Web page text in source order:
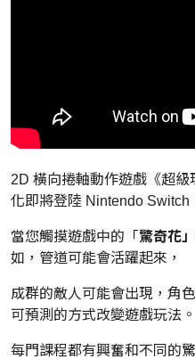
2D 橫向捲軸動作遊戲《超級
化即將登陸 Nintendo Switch
當您觸摸遊戲中的「 驚奇花」
如，管道可能會活躍起來，
成群的敵人可能會出現，角
可預測的方式改變遊戲玩法。
每門課程都有興奮和不同的